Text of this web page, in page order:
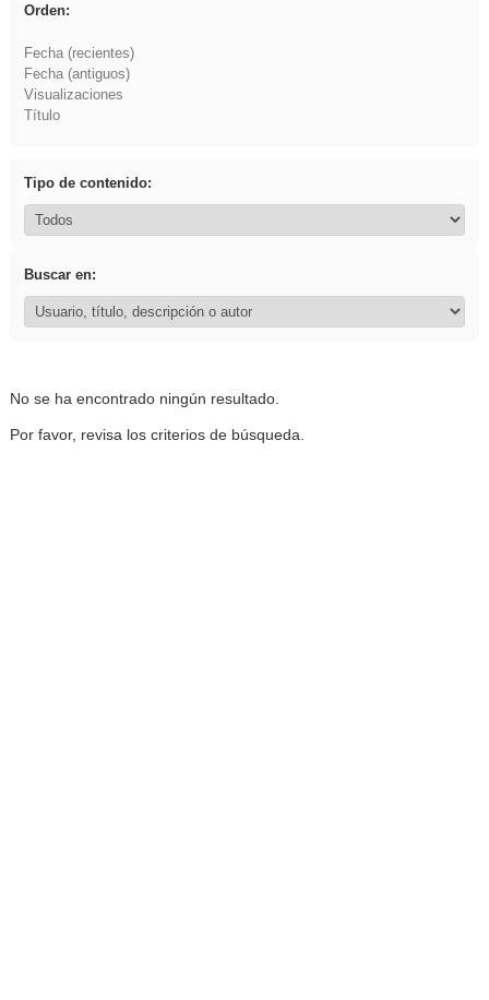
Orden:
Fecha (recientes)
Fecha (antiguos)
Visualizaciones
Título
Tipo de contenido:
Buscar en:
No se ha encontrado ningún resultado.
Por favor, revisa los criterios de búsqueda.